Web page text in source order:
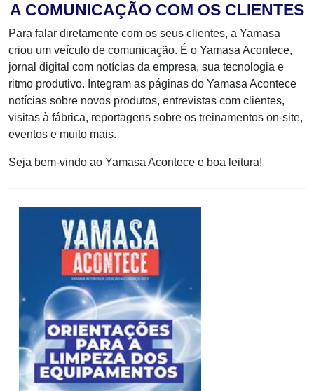
A COMUNICAÇÃO COM OS CLIENTES
Para falar diretamente com os seus clientes, a Yamasa
criou um veículo de comunicação. É o Yamasa Acontece,
jornal digital com notícias da empresa, sua tecnologia e
ritmo produtivo. Integram as páginas do Yamasa Acontece
notícias sobre novos produtos, entrevistas com clientes,
visitas à fábrica, reportagens sobre os treinamentos on-site,
eventos e muito mais.
Seja bem-vindo ao Yamasa Acontece e boa leitura!